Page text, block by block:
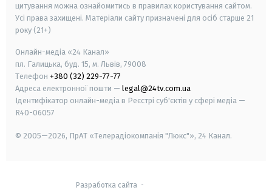
цитування можна ознайомитись в правилах користування сайтом.
Усі права захищені. Матеріали сайту призначені для осіб старше 21
року (21+)
Онлайн-медіа «24 Канал»
пл. Галицька, буд. 15, м. Львів, 79008
Телефон +380 (32) 229-77-77
Адреса електронної пошти — legal@24tv.com.ua
Ідентифікатор онлайн-медіа в Реєстрі суб'єктів у сфері медіа —
R40-06057
© 2005—2026, ПрАТ «Телерадіокомпанія "Люкс"», 24 Канал.
Разработка сайта -